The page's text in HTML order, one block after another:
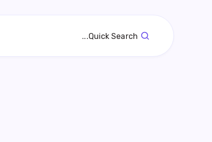
Quick Search...